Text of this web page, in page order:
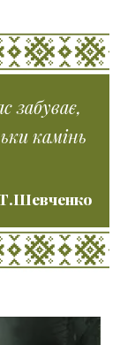
забуває,
камінь